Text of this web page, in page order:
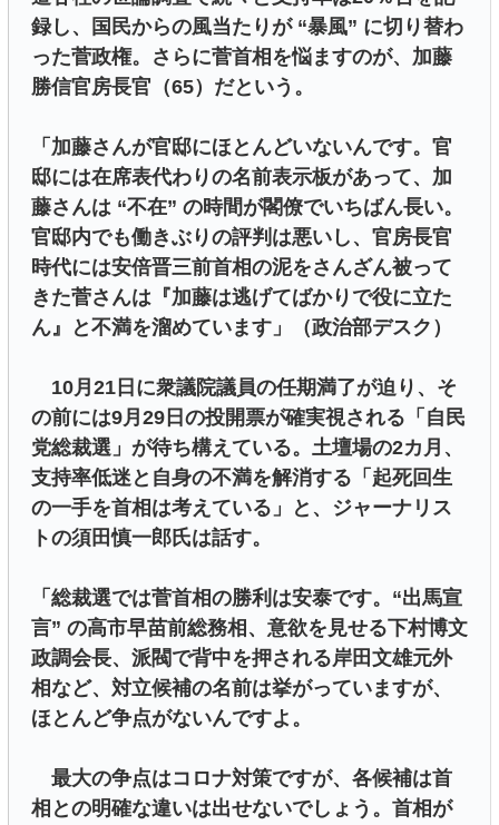
録し、国民からの風当たりが “暴風” に切り替わ
った菅政権。さらに菅首相を悩ますのが、加藤
勝信官房長官（65）だという。
「加藤さんが官邸にほとんどいないんです。官
邸には在席表代わりの名前表示板があって、加
藤さんは “不在” の時間が閣僚でいちばん長い。
官邸内でも働きぶりの評判は悪いし、官房長官
時代には安倍晋三前首相の泥をさんざん被って
きた菅さんは『加藤は逃げてばかりで役に立た
ん』と不満を溜めています」（政治部デスク）
10月21日に衆議院議員の任期満了が迫り、そ
の前には9月29日の投開票が確実視される「自民
党総裁選」が待ち構えている。土壇場の2カ月、
支持率低迷と自身の不満を解消する「起死回生
の一手を首相は考えている」と、ジャーナリス
トの須田慎一郎氏は話す。
「総裁選では菅首相の勝利は安泰です。“出馬宣
言” の高市早苗前総務相、意欲を見せる下村博文
政調会長、派閥で背中を押される岸田文雄元外
相など、対立候補の名前は挙がっていますが、
ほとんど争点がないんですよ。
最大の争点はコロナ対策ですが、各候補は首
相との明確な違いは出せないでしょう。首相が